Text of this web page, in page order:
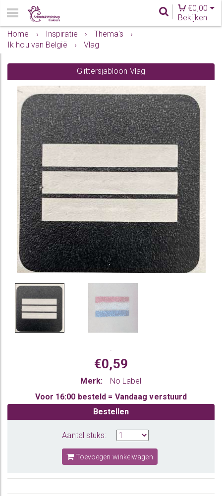
€0,00
Bekijken
Home
› Inspiratie › Thema's
›
Ik hou van België
› Vlag
Glittersjabloon Vlag
.
€0,59
Merk:
No Label
Voor 16:00 besteld = Vandaag verstuurd
Bestellen
Aantal stuks:
Toevoegen winkelwagen